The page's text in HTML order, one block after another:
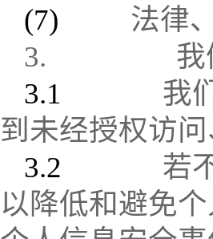
(7) 法律
3.
3.1 我
到未经授权访
3.2 若
以降低和避免